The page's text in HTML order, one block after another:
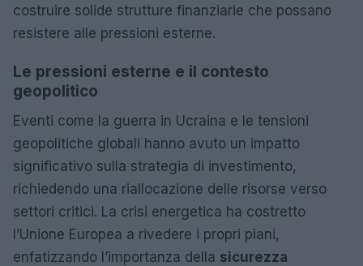
costruire solide strutture finanziarie che possano
resistere alle pressioni esterne.
Le pressioni esterne e il contesto
geopolitico
Eventi come la guerra in Ucraina e le tensioni
geopolitiche globali hanno avuto un impatto
significativo sulla strategia di investimento,
richiedendo una riallocazione delle risorse verso
settori critici. La crisi energetica ha costretto
l’Unione Europea a rivedere i propri piani,
enfatizzando l’importanza della sicurezza